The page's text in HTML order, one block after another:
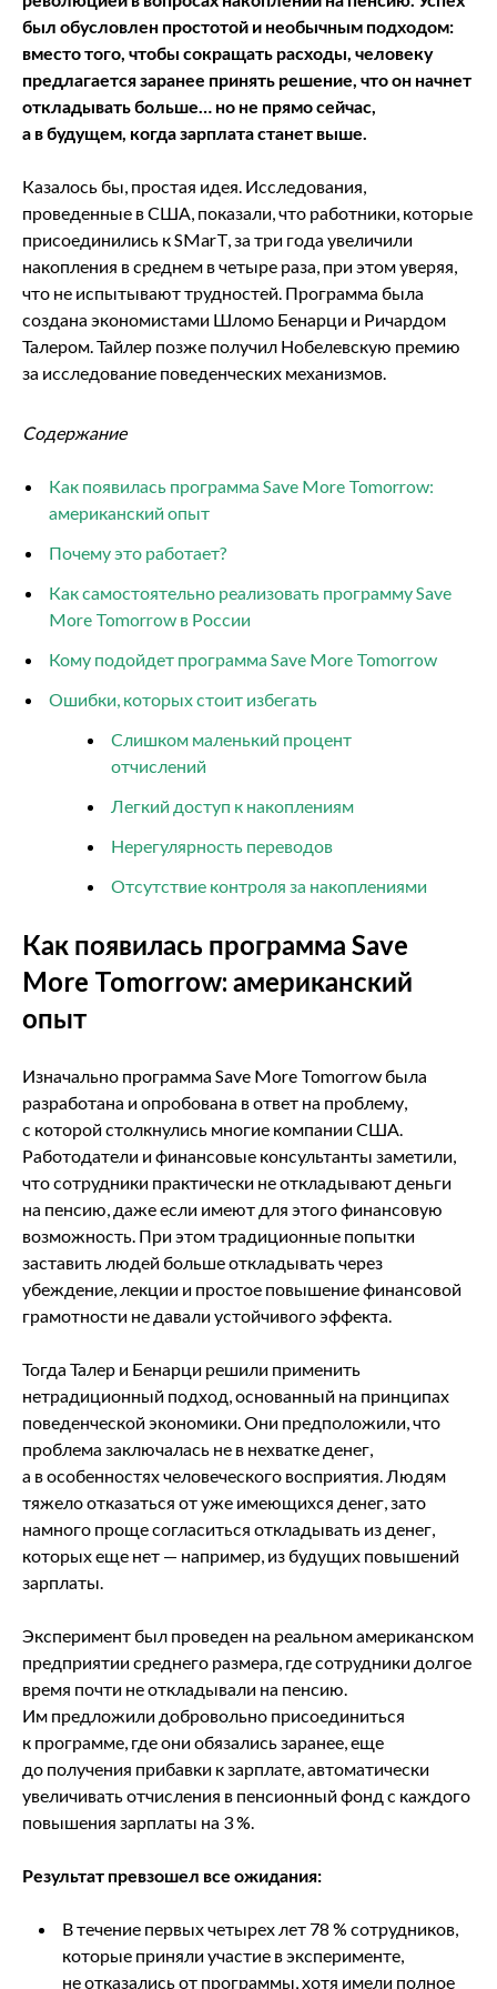
был обусловлен простотой и необычным подходом:
вместо того, чтобы сокращать расходы, человеку
предлагается заранее принять решение, что он начнет
откладывать больше… но не прямо сейчас,
а в будущем, когда зарплата станет выше.
Казалось бы, простая идея. Исследования,
проведенные в США, показали, что работники, которые
присоединились к SMarT, за три года увеличили
накопления в среднем в четыре раза, при этом уверяя,
что не испытывают трудностей. Программа была
создана экономистами Шломо Бенарци и Ричардом
Талером. Тайлер позже получил Нобелевскую премию
за исследование поведенческих механизмов.
Содержание
Как появилась программа Save More Tomorrow:
американский опыт
Почему это работает?
Как самостоятельно реализовать программу Save
More Tomorrow в России
Кому подойдет программа Save More Tomorrow
Ошибки, которых стоит избегать
Слишком маленький процент
отчислений
Легкий доступ к накоплениям
Нерегулярность переводов
Отсутствие контроля за накоплениями
Как появилась программа Save
More Tomorrow: американский
опыт
Изначально программа Save More Tomorrow была
разработана и опробована в ответ на проблему,
с которой столкнулись многие компании США.
Работодатели и финансовые консультанты заметили,
что сотрудники практически не откладывают деньги
на пенсию, даже если имеют для этого финансовую
возможность. При этом традиционные попытки
заставить людей больше откладывать через
убеждение, лекции и простое повышение финансовой
грамотности не давали устойчивого эффекта.
Тогда Талер и Бенарци решили применить
нетрадиционный подход, основанный на принципах
поведенческой экономики. Они предположили, что
проблема заключалась не в нехватке денег,
а в особенностях человеческого восприятия. Людям
тяжело отказаться от уже имеющихся денег, зато
намного проще согласиться откладывать из денег,
которых еще нет — например, из будущих повышений
зарплаты.
Эксперимент был проведен на реальном американском
предприятии среднего размера, где сотрудники долгое
время почти не откладывали на пенсию.
Им предложили добровольно присоединиться
к программе, где они обязались заранее, еще
до получения прибавки к зарплате, автоматически
увеличивать отчисления в пенсионный фонд с каждого
повышения зарплаты на 3 %.
Результат превзошел все ожидания:
В течение первых четырех лет 78 % сотрудников,
которые приняли участие в эксперименте,
не отказались от программы, хотя имели полное